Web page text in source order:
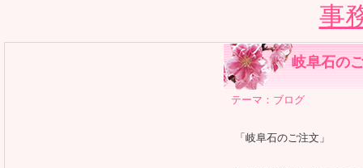
事
岐阜石の
テーマ： ブログ
「岐阜石のご注文」